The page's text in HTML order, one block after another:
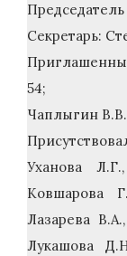
Секретарь:
54;
Чаплыгин
Уханова
Ковшарова
Лазарева
Лукашова